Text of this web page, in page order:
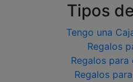
Tipos
Tengo una
Regalos
Regalos para
Regalos